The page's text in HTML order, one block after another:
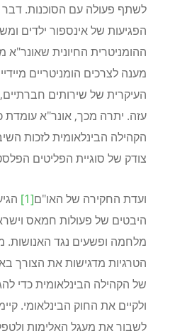
לשתף פעולה עם הסוכנות. דבר
הפגיעות של אינספור ילדים
ההומניטרית החיונית
מענה לצרכים הומניטריים
העיקרית של שירותים חברתיים,
עזה. יתרה מכך, אונר"א עומדת
הקהילה הבינלאומית לזכות
צודק של סוגיית הפליטים
ועדת החקירה של האו"ם[1]
היבטים של פעולות חמאס
מלחמה ופשעים נגד האנושות.
הטרגיות מדגישות את הצורך
של הקהילה הבינלאומית כדי
ולקיים את החוק הבינלאומי.
לשבור את מעגל האלימות